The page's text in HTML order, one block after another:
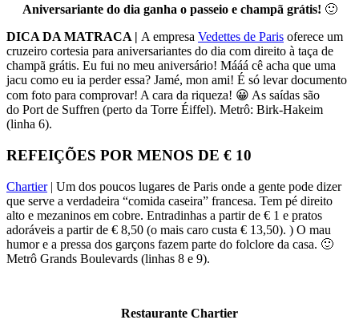
Aniversariante do dia ganha o passeio e champã grátis! 🙂
DICA DA MATRACA | A empresa Vedettes de Paris oferece um
cruzeiro cortesia para aniversariantes do dia com direito à taça de
champã grátis. Eu fui no meu aniversário! Mááá cê acha que uma
jacu como eu ia perder essa? Jamé, mon ami! É só levar documento
com foto para comprovar! A cara da riqueza! 😀 As saídas são
do Port de Suffren (perto da Torre Éiffel). Metrô: Birk-Hakeim
(linha 6).
REFEIÇÕES POR MENOS DE € 10
Chartier| Um dos poucos lugares de Paris onde a gente pode dizer
que serve a verdadeira “comida caseira” francesa. Tem pé direito
alto e mezaninos em cobre. Entradinhas a partir de € 1 e pratos
adoráveis a partir de € 8,50 (o mais caro custa € 13,50). ) O mau
humor e a pressa dos garçons fazem parte do folclore da casa. 🙂
Metrô Grands Boulevards (linhas 8 e 9).
Restaurante Chartier